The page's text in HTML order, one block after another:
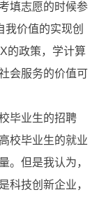
填志愿的时候参
我价值的实现创
的政策，学计算
会服务的价值可
毕业生的招聘
校毕业生的就业
。但是我认为，
科技创新企业，